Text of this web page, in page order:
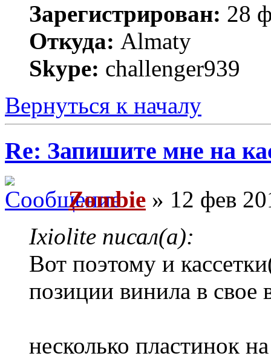
Зарегистрирован: 28
Откуда: Almaty
Skype: challenger939
Вернуться к началу
Re: Запишите мне на
Zombie » 12 фев
Ixiolite писал(а):
Вот поэтому и
позиции винила в свое
несколько пластинок